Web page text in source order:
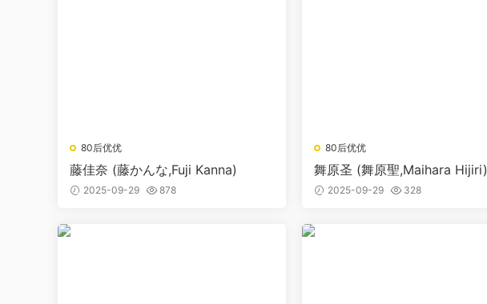
80后优优
藤佳奈 (藤かんな,Fuji Kanna)
2025-09-29 878
80后优优
舞原圣 (舞原聖,Maihara Hijiri)
2025-09-29 328